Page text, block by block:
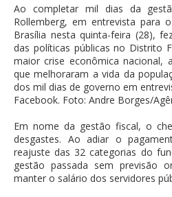
Ao completar mil dias da
Rollemberg, em entrevista para
Brasília nesta quinta-feira (28),
das políticas públicas no Distrito
maior crise econômica nacional,
que melhoraram a vida da
dos mil dias de governo em
Facebook. Foto: Andre Borges/
Em nome da gestão fiscal, o
desgastes. Ao adiar o
reajuste das 32 categorias do
gestão passada sem previsão
manter o salário dos servidores